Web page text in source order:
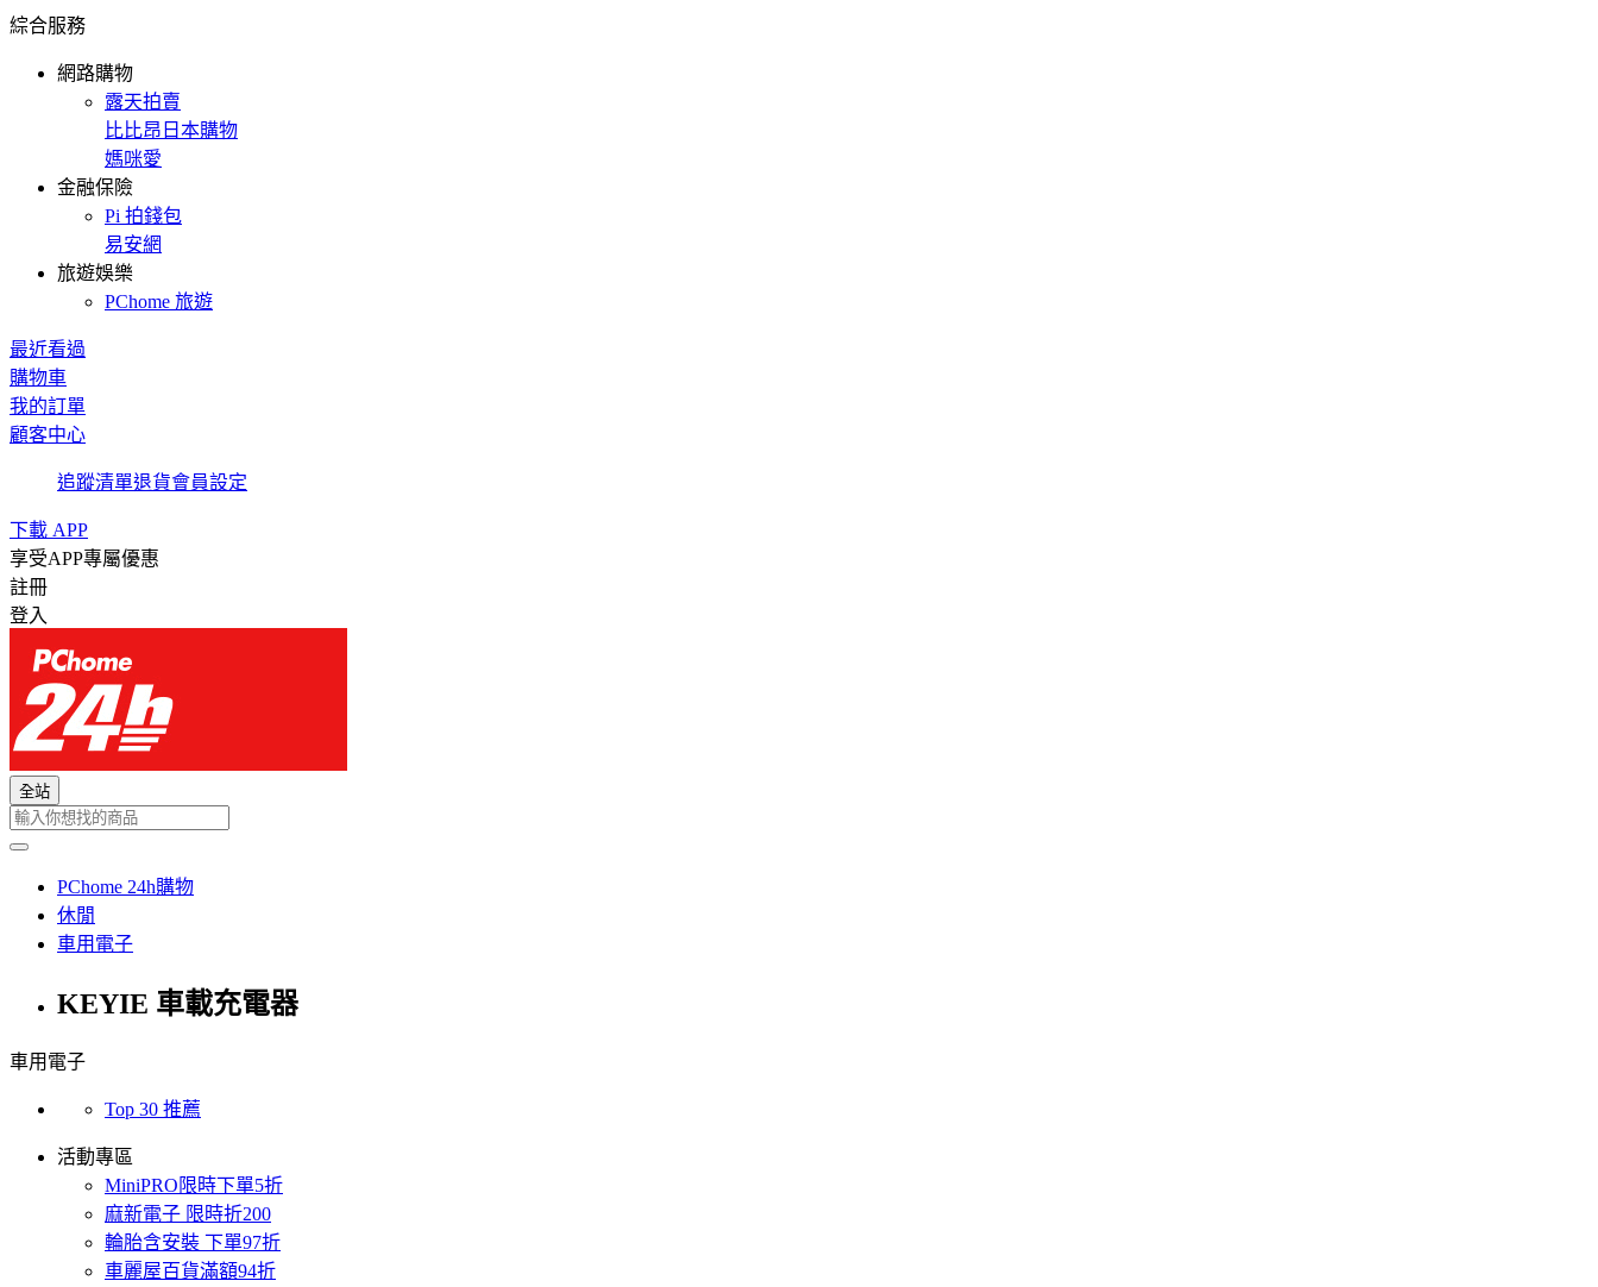
綜合服務
網路購物
露天拍賣
比比昂日本購物
媽咪愛
金融保險
Pi 拍錢包
易安網
旅遊娛樂
PChome 旅遊
最近看過
購物車
我的訂單
顧客中心
追蹤清單退貨會員設定
下載 APP
享受APP專屬優惠
註冊
登入
全站
PChome 24h購物
休閒
車用電子
KEYIE 車載充電器
車用電子
Top 30 推薦
活動專區
MiniPRO限時下單5折
麻新電子 限時折200
輪胎含安裝 下單97折
車麗屋百貨滿額94折